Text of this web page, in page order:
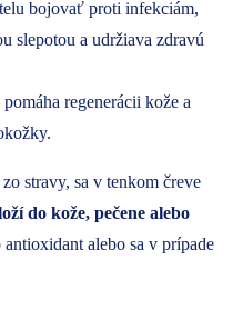
bojovať proti infekciám,
slepotou a udržiava zdravú
pomáha regenerácii kože a
stravy, sa v tenkom čreve
do kože, pečene alebo
alebo sa v prípade